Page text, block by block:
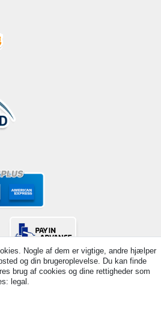
Nogle af dem er vigtige, andre hjælper
og din brugeroplevelse. Du kan finde
brug af cookies og dine rettigheder som
legal.